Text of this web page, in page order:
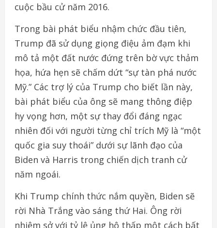
cuộc bầu cử năm 2016.
Trong bài phát biểu nhậm chức đầu tiên,
Trump đã sử dụng giọng điệu ảm đạm khi
mô tả một đất nước đứng trên bờ vực thảm
họa, hứa hẹn sẽ chấm dứt “sự tàn phá nước
Mỹ.” Các trợ lý của Trump cho biết lần này,
bài phát biểu của ông sẽ mang thông điệp
hy vọng hơn, một sự thay đổi đáng ngạc
nhiên đối với người từng chỉ trích Mỹ là “một
quốc gia suy thoái” dưới sự lãnh đạo của
Biden và Harris trong chiến dịch tranh cử
năm ngoái.
Khi Trump chính thức nắm quyền, Biden sẽ
rời Nhà Trắng vào sáng thứ Hai. Ông rời
nhiệm sở với tỷ lệ ủng hộ thấp một cách bất